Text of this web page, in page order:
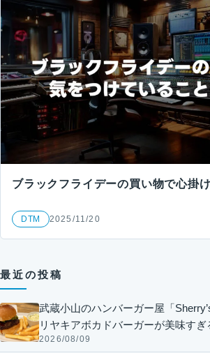
ブラックフライデーの買い物で心掛
DTM 2025/11/20
最近の投稿
武蔵小山のハンバーガー屋「
リヤキアボカドバーガーが美味すぎ
2026/08/09